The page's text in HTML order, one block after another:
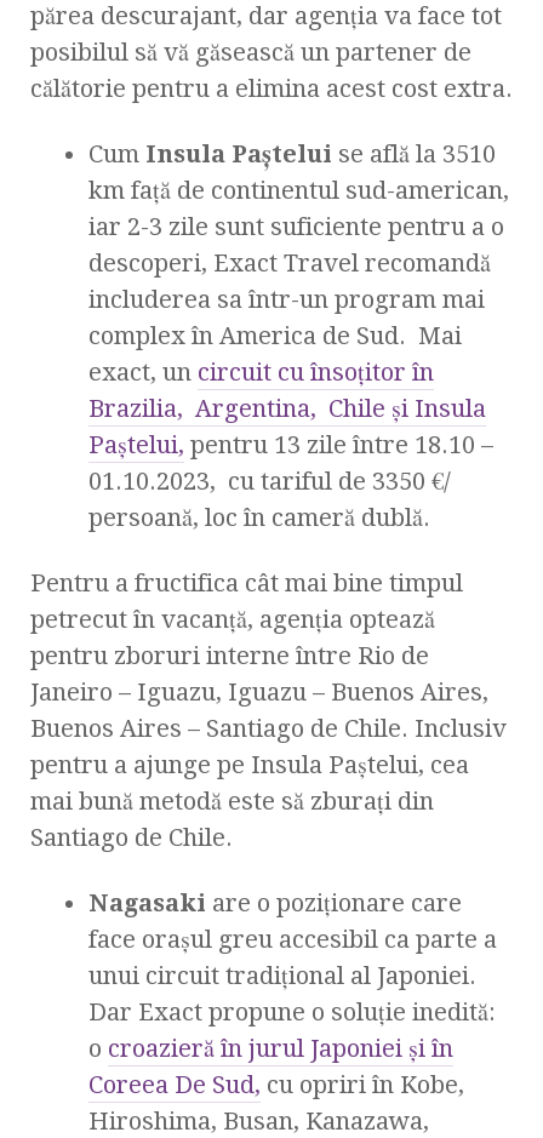
părea descurajant, dar agenția va face tot
posibilul să vă găsească un partener de
călătorie pentru a elimina acest cost extra.
Cum Insula Paștelui se află la 3510
km față de continentul sud-american,
iar 2-3 zile sunt suficiente pentru a o
descoperi, Exact Travel recomandă
includerea sa într-un program mai
complex în America de Sud. Mai
exact, un circuit cu însoțitor în
Brazilia, Argentina, Chile și Insula
Paștelui, pentru 13 zile între 18.10 –
01.10.2023, cu tariful de 3350 €/
persoană, loc în cameră dublă.
Pentru a fructifica cât mai bine timpul
petrecut în vacanță, agenția optează
pentru zboruri interne între Rio de
Janeiro – Iguazu, Iguazu – Buenos Aires,
Buenos Aires – Santiago de Chile. Inclusiv
pentru a ajunge pe Insula Paștelui, cea
mai bună metodă este să zburați din
Santiago de Chile.
Nagasaki are o poziționare care
face orașul greu accesibil ca parte a
unui circuit tradițional al Japoniei.
Dar Exact propune o soluție inedită:
o croazieră în jurul Japoniei și în
Coreea De Sud, cu opriri în Kobe,
Hiroshima, Busan, Kanazawa,